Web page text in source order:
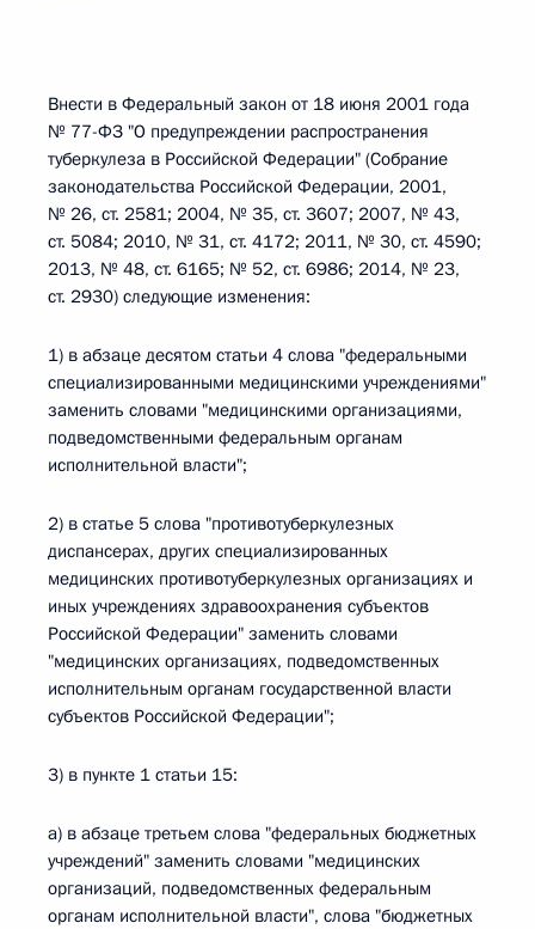
Внести в Федеральный закон от 18 июня 2001 года
№ 77-ФЗ "О предупреждении распространения
туберкулеза в Российской Федерации" (Собрание
законодательства Российской Федерации, 2001,
№ 26, ст. 2581; 2004, № 35, ст. 3607; 2007, № 43,
ст. 5084; 2010, № 31, ст. 4172; 2011, № 30, ст. 4590;
2013, № 48, ст. 6165; № 52, ст. 6986; 2014, № 23,
ст. 2930) следующие изменения:
1) в абзаце десятом статьи 4 слова "федеральными
специализированными медицинскими учреждениями"
заменить словами "медицинскими организациями,
подведомственными федеральным органам
исполнительной власти";
2) в статье 5 слова "противотуберкулезных
диспансерах, других специализированных
медицинских противотуберкулезных организациях и
иных учреждениях здравоохранения субъектов
Российской Федерации" заменить словами
"медицинских организациях, подведомственных
исполнительным органам государственной власти
субъектов Российской Федерации";
3) в пункте 1 статьи 15:
а) в абзаце третьем слова "федеральных бюджетных
учреждений" заменить словами "медицинских
организаций, подведомственных федеральным
органам исполнительной власти", слова "бюджетных